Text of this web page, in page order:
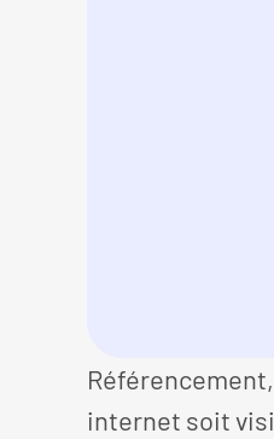
internet soit